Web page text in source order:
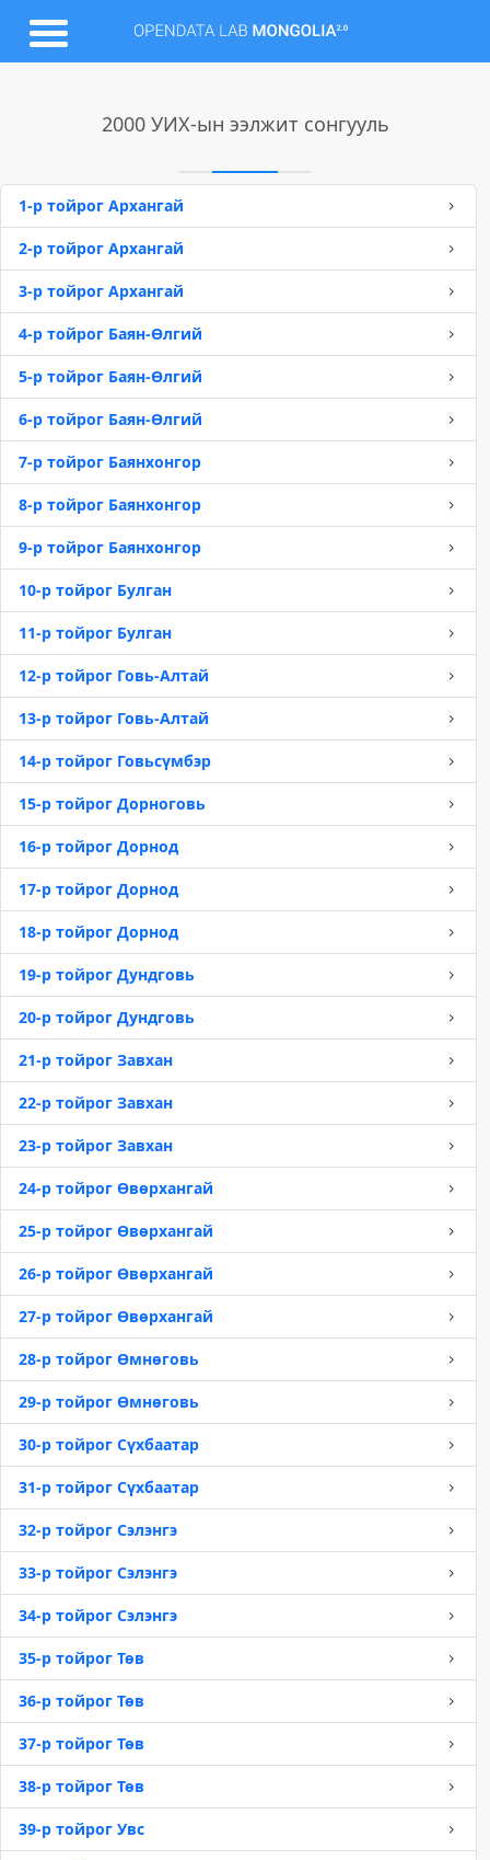
2000 УИХ-ын ээлжит сонгууль
1-р тойрог Архангай
2-р тойрог Архангай
3-р тойрог Архангай
4-р тойрог Баян-Өлгий
5-р тойрог Баян-Өлгий
6-р тойрог Баян-Өлгий
7-р тойрог Баянхонгор
8-р тойрог Баянхонгор
9-р тойрог Баянхонгор
10-р тойрог Булган
11-р тойрог Булган
12-р тойрог Говь-Алтай
13-р тойрог Говь-Алтай
14-р тойрог Говьсүмбэр
15-р тойрог Дорноговь
16-р тойрог Дорнод
17-р тойрог Дорнод
18-р тойрог Дорнод
19-р тойрог Дундговь
20-р тойрог Дундговь
21-р тойрог Завхан
22-р тойрог Завхан
23-р тойрог Завхан
24-р тойрог Өвөрхангай
25-р тойрог Өвөрхангай
26-р тойрог Өвөрхангай
27-р тойрог Өвөрхангай
28-р тойрог Өмнөговь
29-р тойрог Өмнөговь
30-р тойрог Сүхбаатар
31-р тойрог Сүхбаатар
32-р тойрог Сэлэнгэ
33-р тойрог Сэлэнгэ
34-р тойрог Сэлэнгэ
35-р тойрог Төв
36-р тойрог Төв
37-р тойрог Төв
38-р тойрог Төв
39-р тойрог Увс